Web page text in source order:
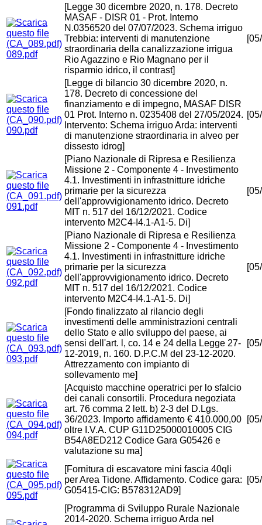
089.pdf
[Legge 30 dicembre 2020, n. 178. Decreto
MASAF - DISR 01 - Prot. Interno
N.0356520 del 07/07/2023. Schema irriguo
Trebbia: interventi di manutenzione
straordinaria della canalizzazione irrigua
Rio Agazzino e Rio Magnano per il
risparmio idrico, il contrast]
090.pdf
[Legge di bilancio 30 dicembre 2020, n.
178. Decreto di concessione del
finanziamento e di impegno, MASAF DISR
01 Prot. Interno n. 0235408 del 27/05/2024.
Intervento: Schema irriguo Arda: interventi
di manutenzione straordinaria in alveo per
dissesto idrog]
091.pdf
[Piano Nazionale di Ripresa e Resilienza
Missione 2 - Componente 4 - Investimento
4.1. Investimenti in infrastnitture idriche
primarie per la sicurezza
dell'approvvigionamento idrico. Decreto
MIT n. 517 del 16/12/2021. Codice
intervento M2C4-I4.1-A1-5. Di]
092.pdf
[Piano Nazionale di Ripresa e Resilienza
Missione 2 - Componente 4 - Investimento
4.1. Investimenti in infrastnitture idriche
primarie per la sicurezza
dell'approvvigionamento idrico. Decreto
MIT n. 517 del 16/12/2021. Codice
intervento M2C4-I4.1-A1-5. Di]
093.pdf
[Fondo finalizzato al rilancio degli
investimenti delle amministrazioni centrali
dello Stato e allo sviluppo del paese, ai
sensi dell'art. l, co. 14 e 24 della Legge 27-
12-2019, n. 160. D.P.C.M del 23-12-2020.
Attrezzamento con impianto di
sollevamento me]
094.pdf
[Acquisto macchine operatrici per lo sfalcio
dei canali consortili. Procedura negoziata
art. 76 comma 2 lett. b) 2-3 del D.Lgs.
36/2023. Importo affidamento € 410.000,00
oltre I.V.A. CUP G11D25000010005 CIG
B54A8ED212 Codice Gara G05426 e
valutazione su ma]
095.pdf
[Fornitura di escavatore mini fascia 40qli
per Area Tidone. Affidamento. Codice gara:
G05415-CIG: B578312AD9]
[Programma di Sviluppo Rurale Nazionale
2014-2020. Schema irriguo Arda nel